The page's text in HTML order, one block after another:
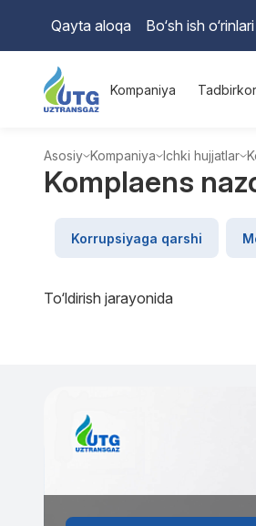
Qayta aloqa Bo‘sh ish o‘rinlari
Kompaniya
Asosiy Kompaniya Ichki hujjatlar
Komplaens
Korrupsiyaga qarshi
To‘ldirish jarayonida